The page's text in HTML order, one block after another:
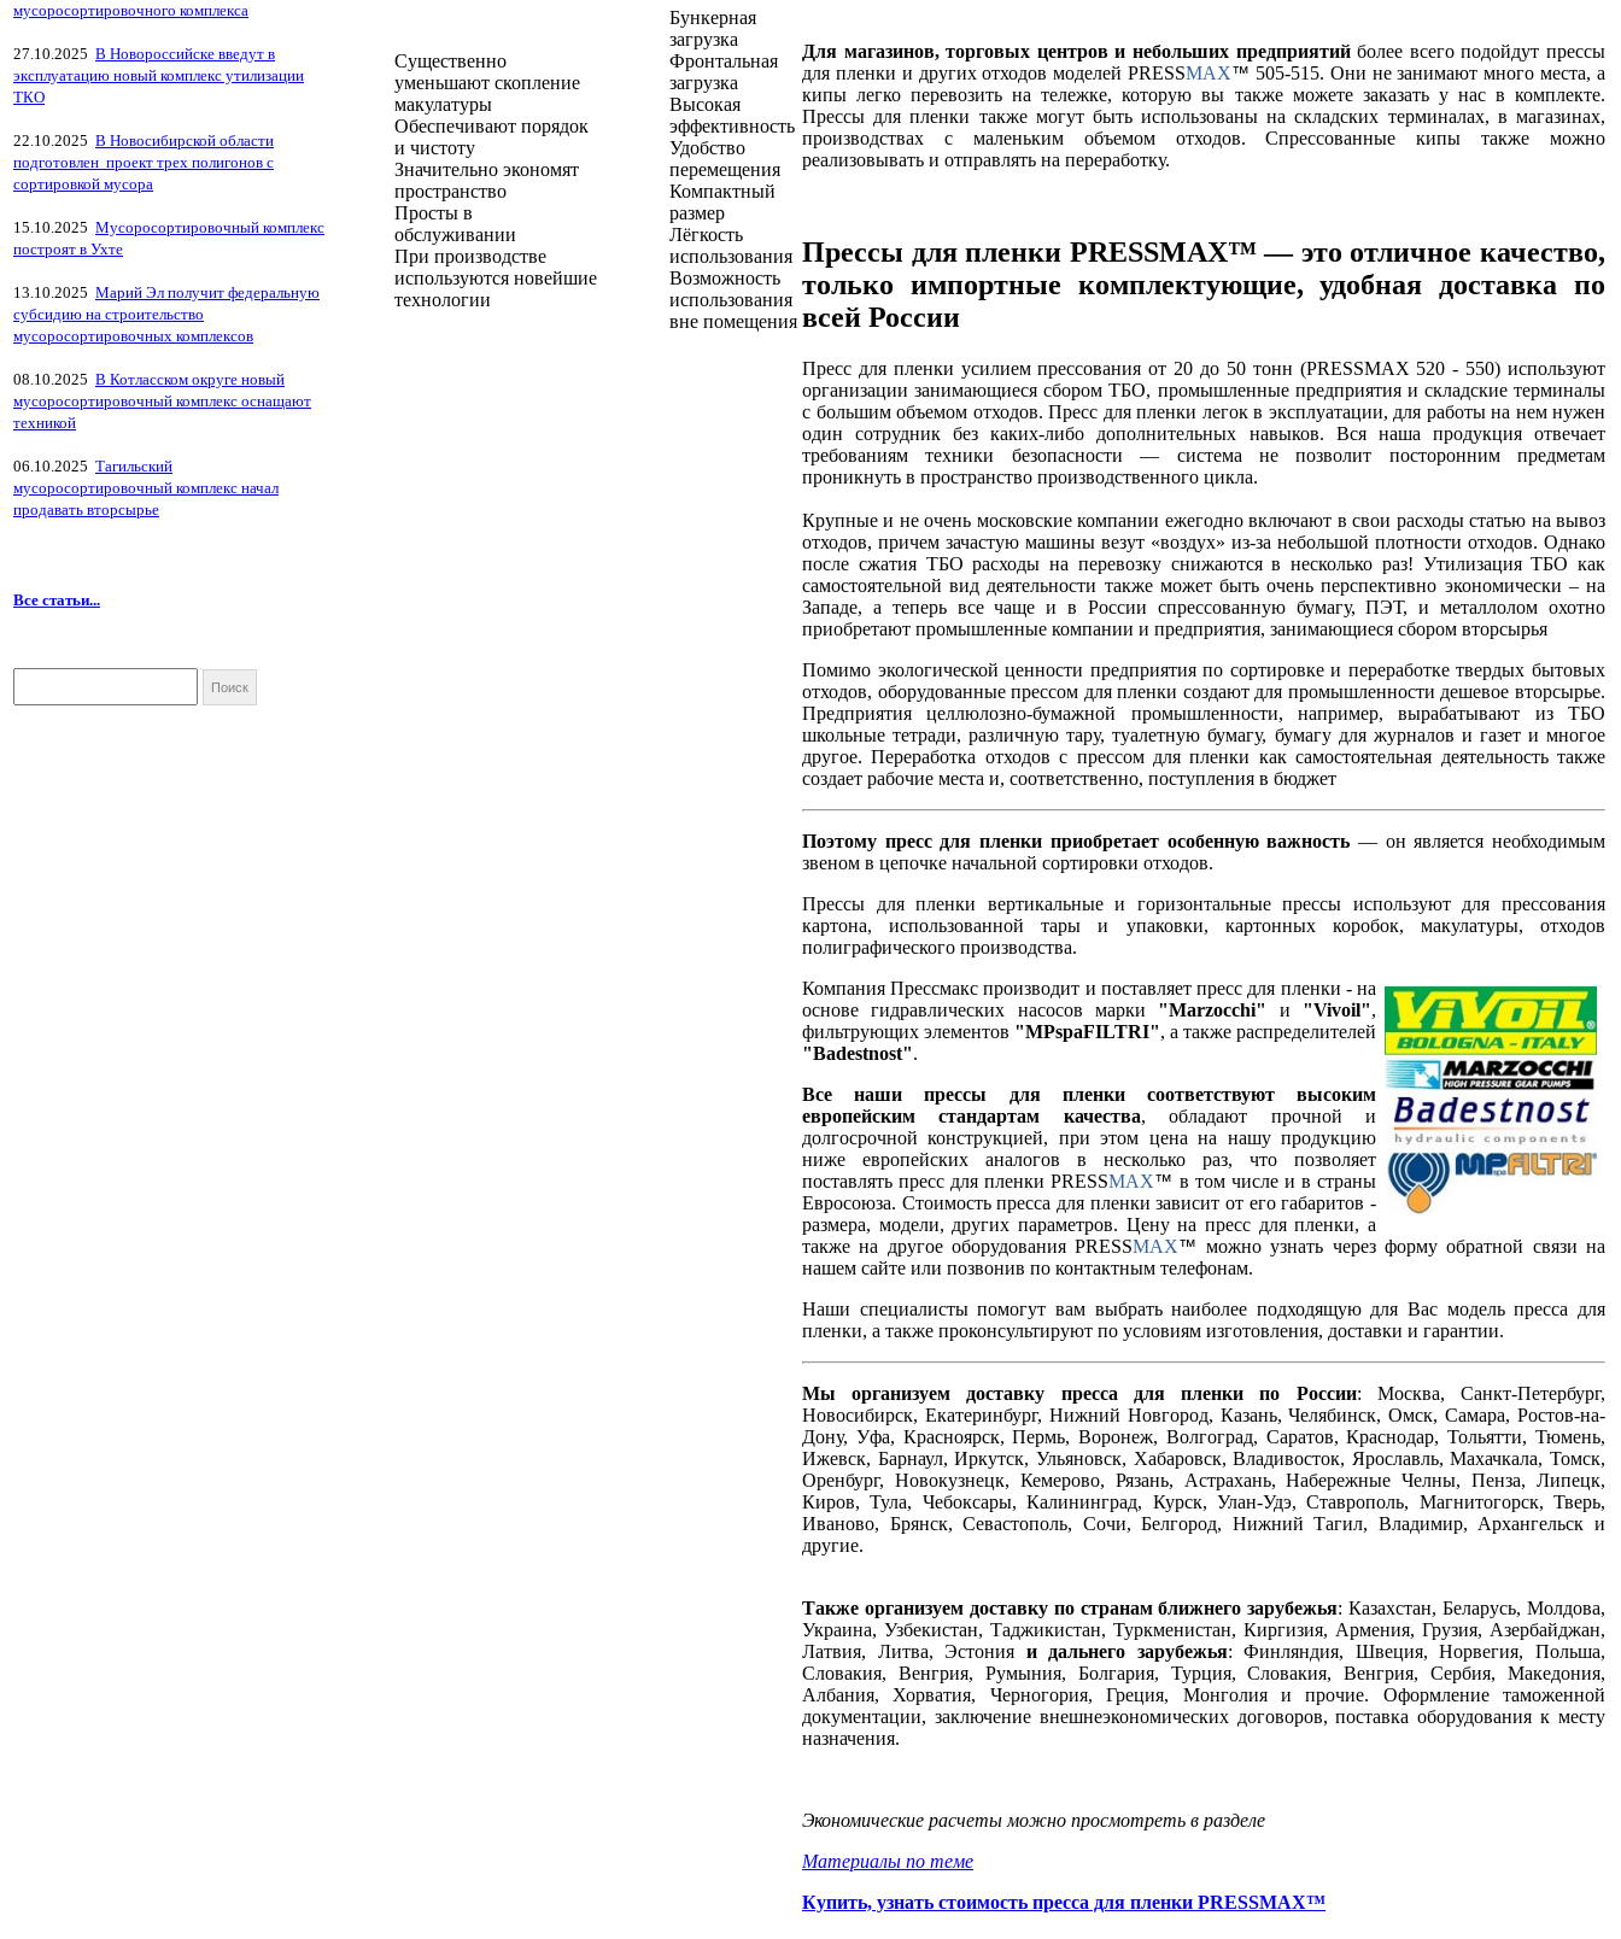
мусоросортировочного комплекса
27.10.2025 В Новороссийске введут в
эксплуатацию новый комплекс утилизации
ТКО
22.10.2025 В Новосибирской области
подготовлен проект трех полигонов с
сортировкой мусора
15.10.2025 Мусоросортировочный комплекс
построят в Ухте
13.10.2025 Марий Эл получит федеральную
субсидию на строительство
мусоросортировочных комплексов
08.10.2025 В Котласском округе новый
мусоросортировочный комплекс оснащают
техникой
06.10.2025 Тагильский
мусоросортировочный комплекс начал
продавать вторсырье
Все статьи...
Существенно
уменьшают скопление
макулатуры
Обеспечивают порядок
и чистоту
Значительно экономят
пространство
Просты в
обслуживании
При производстве
используются новейшие
технологии
Бункерная
загрузка
Фронтальная
загрузка
Высокая
эффективность
Удобство
перемещения
Компактный
размер
Лёгкость
использования
Возможность
использования
вне помещения
Для магазинов, торговых центров и небольших предприятийболее всего подойдут прессы
для пленки и других отходов моделей PRESSMAX™ 505-515. Они не занимают много места, а
кипы легко перевозить на тележке, которую вы также можете заказать у нас в комплекте.
Прессы для пленки также могут быть использованы на складских терминалах, в магазинах,
производствах с маленьким объемом отходов. Спрессованные кипы также можно
реализовывать и отправлять на переработку.
Прессы для пленки PRESSMAX™ — это отличное качество,
только импортные комплектующие, удобная доставка по
всей России
Пресс для пленки усилием прессования от 20 до 50 тонн (PRESSMAX 520 - 550) используют
организации занимающиеся сбором ТБО, промышленные предприятия и складские терминалы
с большим объемом отходов. Пресс для пленки легок в эксплуатации, для работы на нем нужен
один сотрудник без каких-либо дополнительных навыков. Вся наша продукция отвечает
требованиям техники безопасности — система не позволит посторонним предметам
проникнуть в пространство производственного цикла.
Крупные и не очень московские компании ежегодно включают в свои расходы статью на вывоз
отходов, причем зачастую машины везут «воздух» из-за небольшой плотности отходов. Однако
после сжатия ТБО расходы на перевозку снижаются в несколько раз! Утилизация ТБО как
самостоятельной вид деятельности также может быть очень перспективно экономически – на
Западе, а теперь все чаще и в России спрессованную бумагу, ПЭТ, и металлолом охотно
приобретают промышленные компании и предприятия, занимающиеся сбором вторсырья
Помимо экологической ценности предприятия по сортировке и переработке твердых бытовых
отходов, оборудованные прессом для пленки создают для промышленности дешевое вторсырье.
Предприятия целлюлозно-бумажной промышленности, например, вырабатывают из ТБО
школьные тетради, различную тару, туалетную бумагу, бумагу для журналов и газет и многое
другое. Переработка отходов с прессом для пленки как самостоятельная деятельность также
создает рабочие места и, соответственно, поступления в бюджет
Поэтому пресс для пленки приобретает особенную важность — он является необходимым
звеном в цепочке начальной сортировки отходов.
Прессы для пленки вертикальные и горизонтальные прессы используют для прессования
картона, использованной тары и упаковки, картонных коробок, макулатуры, отходов
полиграфического производства.
Компания Прессмакс производит и поставляет пресс для пленки - на
основе гидравлических насосов марки "Marzocchi" и "Vivoil",
фильтрующих элементов "MPspaFILTRI", а также распределителей
"Badestnost".
Все наши прессы для пленки соответствуют высоким
европейским стандартам качества, обладают прочной и
долгосрочной конструкцией, при этом цена на нашу продукцию
ниже европейских аналогов в несколько раз, что позволяет
поставлять пресс для пленки PRESSMAX™ в том числе и в страны
Евросоюза. Стоимость пресса для пленки зависит от его габаритов -
размера, модели, других параметров. Цену на пресс для пленки, а
также на другое оборудования PRESSMAX™ можно узнать через форму обратной связи на
нашем сайте или позвонив по контактным телефонам.
Наши специалисты помогут вам выбрать наиболее подходящую для Вас модель пресса для
пленки, а также проконсультируют по условиям изготовления, доставки и гарантии.
Мы организуем доставку пресса для пленки по России: Москва, Санкт-Петербург,
Новосибирск, Екатеринбург, Нижний Новгород, Казань, Челябинск, Омск, Самара, Ростов-на-
Дону, Уфа, Красноярск, Пермь, Воронеж, Волгоград, Саратов, Краснодар, Тольятти, Тюмень,
Ижевск, Барнаул, Иркутск, Ульяновск, Хабаровск, Владивосток, Ярославль, Махачкала, Томск,
Оренбург, Новокузнецк, Кемерово, Рязань, Астрахань, Набережные Челны, Пенза, Липецк,
Киров, Тула, Чебоксары, Калининград, Курск, Улан-Удэ, Ставрополь, Магнитогорск, Тверь,
Иваново, Брянск, Севастополь, Сочи, Белгород, Нижний Тагил, Владимир, Архангельск и
другие.
Также организуем доставку по странам ближнего зарубежья: Казахстан, Беларусь, Молдова,
Украина, Узбекистан, Таджикистан, Туркменистан, Киргизия, Армения, Грузия, Азербайджан,
Латвия, Литва, Эстония и дальнего зарубежья: Финляндия, Швеция, Норвегия, Польша,
Словакия, Венгрия, Румыния, Болгария, Турция, Словакия, Венгрия, Сербия, Македония,
Албания, Хорватия, Черногория, Греция, Монголия и прочие. Оформление таможенной
документации, заключение внешнеэкономических договоров, поставка оборудования к месту
назначения.
Экономические расчеты можно просмотреть в разделе
Материалы по теме
Купить, узнать стоимость пресса для пленки PRESSMAX™